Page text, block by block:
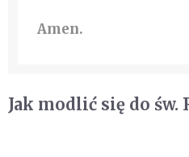
Amen.
Jak modlić się do